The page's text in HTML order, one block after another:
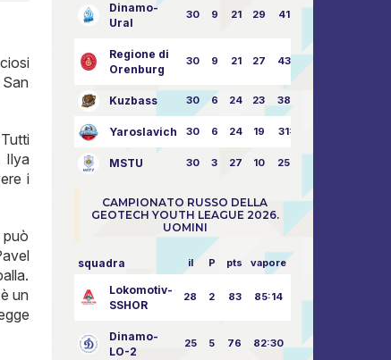
Ilya
i
un
Dinamo-
Ural
30 9 21 29 41:70
Regione di
Orenburg
30 9 21 27 43:73
Kuzbass 30 6 24 23 38:76
Yaroslavich 30 6 24 19 31:80
MSTU 30 3 27 10 25:87
CAMPIONATO RUSSO DELLA
GEOTECH YOUTH LEAGUE 2026.
UOMINI
squadra il P pts vapore
Lokomotiv-
SSHOR
28 2 83 85:14
Dinamo-
LO-2
25 5 76 82:30